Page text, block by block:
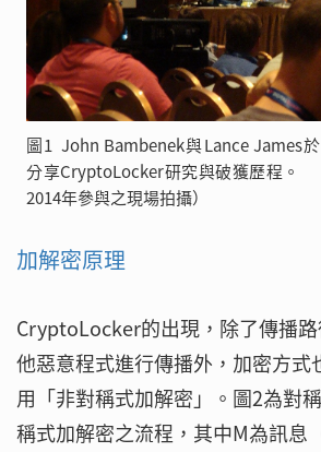
圖1 John Bambenek與Lance James
分享CryptoLocker研究與破獲歷程。
2014年參與之現場拍攝）
加解密原理
CryptoLocker的出現，除了傳播
他惡意程式進行傳播外，加密方式
用「非對稱式加解密」。圖2為對
稱式加解密之流程，其中M為訊息